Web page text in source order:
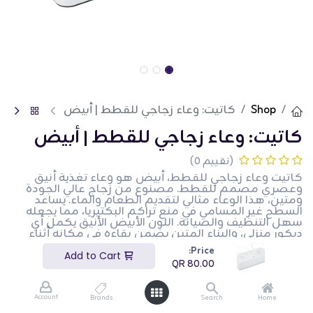
Price:
80.00
Home
Search
Brands
Account
Shop كاتيت: وعاء زجاجي للقطط | أبيض
كاتيت: وعاء زجاجي للقطط | أبيض
(تقييم 0)
كاتيت وعاء زجاجي للقطط، أبيض هو وعاء تغذية أنيق
وعصري مصمم للقطط. مصنوع من زجاج عالي الجودة
ومتين، هذا الوعاء مثالي لتقديم الطعام والماء. يساعد
السطح غير المسامي في منع تراكم البكتيريا، مما يجعله
سهل التنظيف والصيانة. اللون الأبيض الأنيق يكمل أي
ديكور منزلي، والبناء المتين يضمن بقاءه في مكانه أثناء
وقت الطعام. هذا المنتج مثالي لأصحاب القطط الذين
يبحثون عن حل تغذية صحي وأنيق.
80.00
QR